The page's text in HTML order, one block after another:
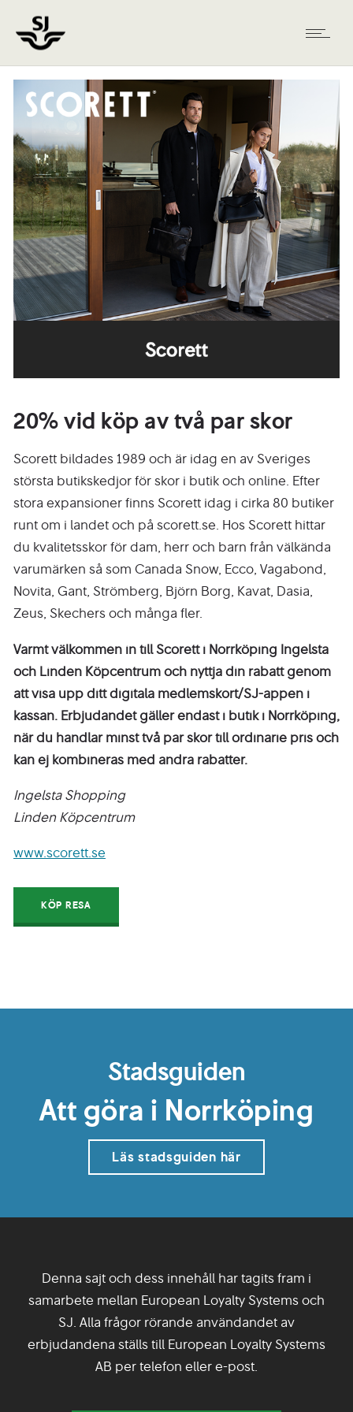
20% vid köp av två par skor
Scorett bildades 1989 och är idag en av Sveriges
största butikskedjor för skor i butik och online. Efter
stora expansioner finns Scorett idag i cirka 80 butiker
runt om i landet och på scorett.se. Hos Scorett hittar
du kvalitetsskor för dam, herr och barn från välkända
varumärken så som Canada Snow, Ecco, Vagabond,
Novita, Gant, Strömberg, Björn Borg, Kavat, Dasia,
Zeus, Skechers och många fler.
Varmt välkommen in till Scorett i Norrköping Ingelsta
och Linden Köpcentrum och nyttja din rabatt genom
att visa upp ditt digitala medlemskort/SJ-appen i
kassan. Erbjudandet gäller endast i butik i Norrköping,
när du handlar minst två par skor till ordinarie pris och
kan ej kombineras med andra rabatter.
Ingelsta Shopping
Linden Köpcentrum
www.scorett.se
KÖP RESA
Stadsguiden
Att göra i Norrköping
Läs stadsguiden här
Denna sajt och dess innehåll har tagits fram i
samarbete mellan European Loyalty Systems och
SJ. Alla frågor rörande användandet av
erbjudandena ställs till European Loyalty Systems
AB per telefon eller e-post.